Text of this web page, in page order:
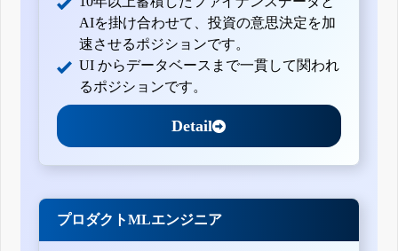
AIを掛け合わせて、投資の意思決定を加
速させるポジションです。
UI からデータベースまで一貫して関われ
るポジションです。
Detail
プロダクトMLエンジニア